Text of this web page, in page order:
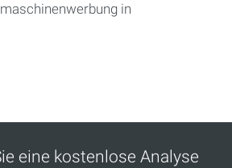
in
eine kostenlose Analyse